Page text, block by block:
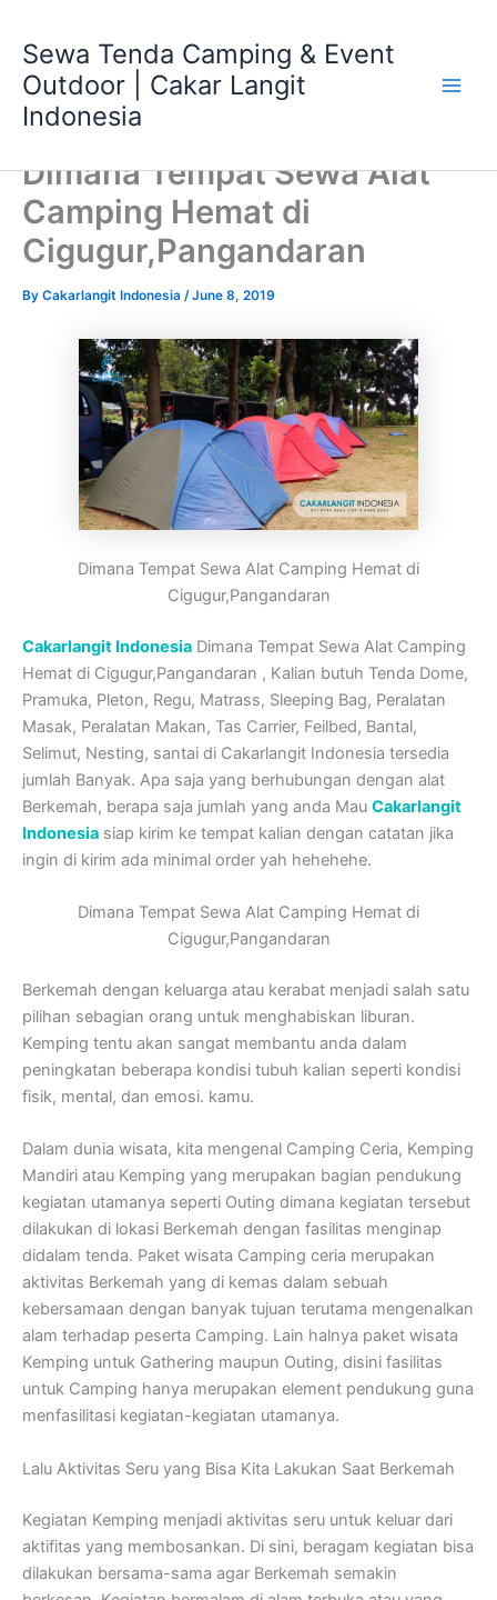
content
Sewa Tenda Camping & Event
Outdoor | Cakar Langit
Indonesia
Dimana Tempat Sewa Alat
Camping Hemat di
Cigugur,Pangandaran
By Cakarlangit Indonesia /June 8, 2019
Dimana Tempat Sewa Alat Camping Hemat di
Cigugur,Pangandaran
Cakarlangit Indonesia Dimana Tempat Sewa Alat Camping
Hemat di Cigugur,Pangandaran , Kalian butuh Tenda Dome,
Pramuka, Pleton, Regu, Matrass, Sleeping Bag, Peralatan
Masak, Peralatan Makan, Tas Carrier, Feilbed, Bantal,
Selimut, Nesting, santai di Cakarlangit Indonesia tersedia
jumlah Banyak. Apa saja yang berhubungan dengan alat
Berkemah, berapa saja jumlah yang anda Mau Cakarlangit
Indonesia siap kirim ke tempat kalian dengan catatan jika
ingin di kirim ada minimal order yah hehehehe.
Dimana Tempat Sewa Alat Camping Hemat di
Cigugur,Pangandaran
Berkemah dengan keluarga atau kerabat menjadi salah satu
pilihan sebagian orang untuk menghabiskan liburan.
Kemping tentu akan sangat membantu anda dalam
peningkatan beberapa kondisi tubuh kalian seperti kondisi
fisik, mental, dan emosi. kamu.
Dalam dunia wisata, kita mengenal Camping Ceria, Kemping
Mandiri atau Kemping yang merupakan bagian pendukung
kegiatan utamanya seperti Outing dimana kegiatan tersebut
dilakukan di lokasi Berkemah dengan fasilitas menginap
didalam tenda. Paket wisata Camping ceria merupakan
aktivitas Berkemah yang di kemas dalam sebuah
kebersamaan dengan banyak tujuan terutama mengenalkan
alam terhadap peserta Camping. Lain halnya paket wisata
Kemping untuk Gathering maupun Outing, disini fasilitas
untuk Camping hanya merupakan element pendukung guna
menfasilitasi kegiatan-kegiatan utamanya.
Lalu Aktivitas Seru yang Bisa Kita Lakukan Saat Berkemah
Kegiatan Kemping menjadi aktivitas seru untuk keluar dari
aktifitas yang membosankan. Di sini, beragam kegiatan bisa
dilakukan bersama-sama agar Berkemah semakin